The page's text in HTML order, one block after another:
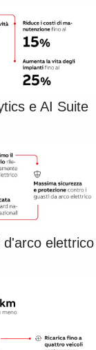
e AI Suite
d'arco elettrico